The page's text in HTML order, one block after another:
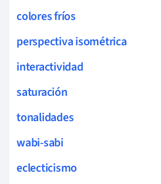
colores fríos
perspectiva isométrica
interactividad
saturación
tonalidades
wabi-sabi
eclecticismo